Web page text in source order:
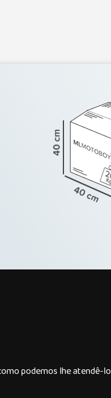
podemos lhe atendê-lo